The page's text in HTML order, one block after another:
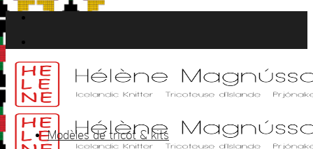
Passer
au
contenu
Modèles de tricot & kits